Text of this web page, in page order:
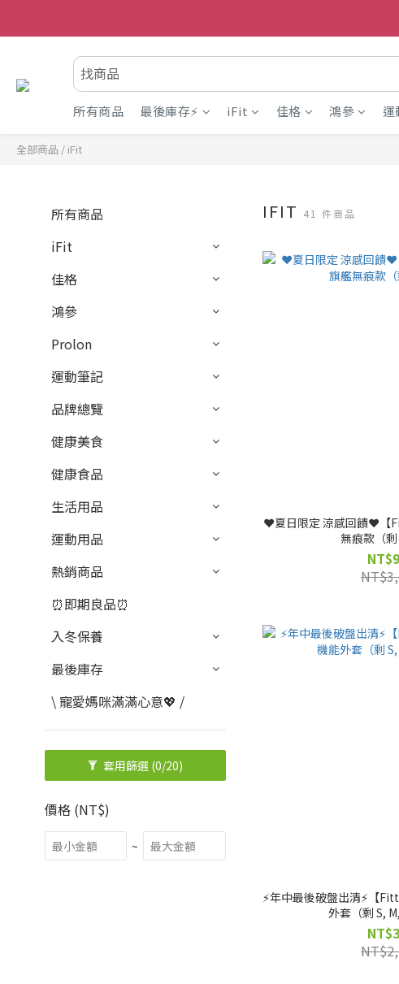
所有商品 最後庫存⚡ iFit 佳格 鴻參 運
全部商品 / iFit
所有商品
iFit
佳格
鴻參
Prolon
運動筆記
品牌總覽
健康美食
健康食品
生活用品
運動用品
熱銷商品
⏰即期良品⏰
入冬保養
最後庫存
\ 寵愛媽咪滿滿心意💖 /
套用篩選 (0/20)
價格 (NT$)
~
IFIT 41 件商品
❤️夏日限定 涼感回饋❤️【
⚡️年中最後破盤出清⚡️【
外套（剩 S,